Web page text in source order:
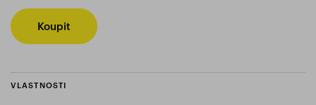
Koupit
VLASTNOSTI